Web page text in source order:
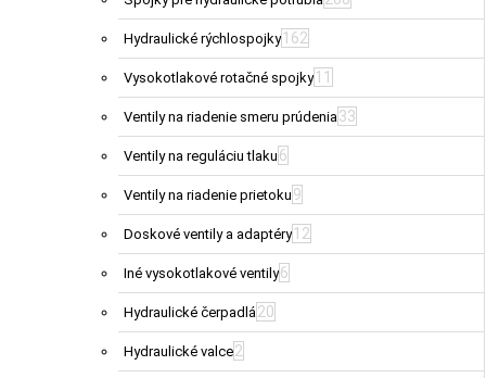
Hydraulické rýchlospojky 162
Vysokotlakové rotačné spojky 11
Ventily na riadenie smeru prúdenia33
Ventily na reguláciu tlaku 6
Ventily na riadenie prietoku 9
Doskové ventily a adaptéry 12
Iné vysokotlakové ventily6
Hydraulické čerpadlá20
Hydraulické valce2